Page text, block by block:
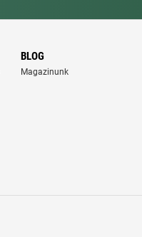
BLOG
Magazinunk